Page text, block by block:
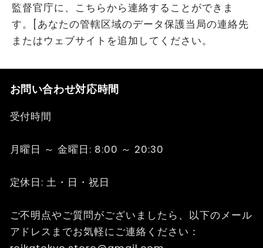
監督官庁に、こちらから連絡することができま
す。[あなたの管轄区域のデータ保護当局の連絡先
またはウェブサイトを追加してください。
お問い合わせ対応時間
受付時間
月曜日 ～ 金曜日: 8:00 ～ 20:30
定休日: 土・日・祝日
ご不明点やご質問がございましたら、以下のメール
アドレスまでお気軽にご連絡ください：